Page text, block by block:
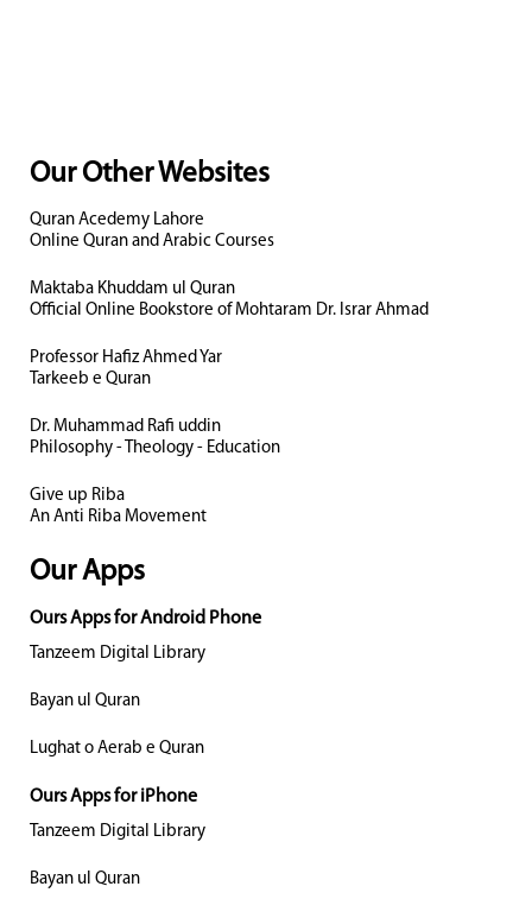
Our Other Websites
Quran Acedemy Lahore
Online Quran and Arabic Courses
Maktaba Khuddam ul Quran
Official Online Bookstore of Mohtaram Dr. Israr Ahmad
Professor Hafiz Ahmed Yar
Tarkeeb e Quran
Dr. Muhammad Rafi uddin
Philosophy - Theology - Education
Give up Riba
An Anti Riba Movement
Our Apps
Ours Apps for Android Phone
Tanzeem Digital Library
Bayan ul Quran
Lughat o Aerab e Quran
Ours Apps for iPhone
Tanzeem Digital Library
Bayan ul Quran